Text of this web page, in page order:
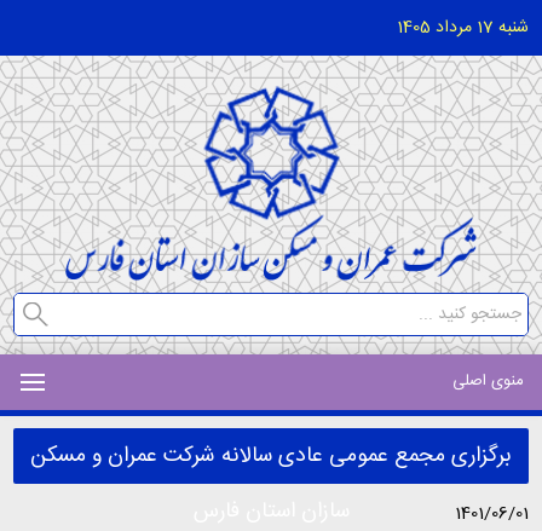
شنبه 17 مرداد 1405
منوی اصلی
برگزاری مجمع عمومی عادی سالانه شرکت عمران و مسکن
1401/06/01